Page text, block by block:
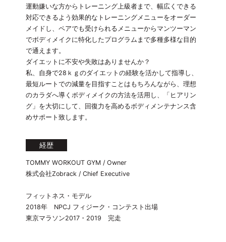
運動嫌いな方からトレーニング上級者まで、幅広くできる
対応できるよう効果的なトレーニングメニューをオーダー
メイドし、ペアでも受けられるメニューからマンツーマン
でボディメイクに特化したプログラムまで多種多様な目的
で通えます。
ダイエットに不安や失敗はありませんか？
私、自身で28ｋｇのダイエットの経験を活かして指導し、
最短ルートでの減量を目指すことはもちろんながら、理想
のカラダへ導くボディメイクの方法を活用し、「ヒアリン
グ」を大切にして、回復力を高めるボディメンテナンス含
めサポート致します。
経歴
TOMMY WORKOUT GYM / Owner
株式会社Zobrack / Chief Executive
フィットネス・モデル
2018年 NPCJ フィジーク・コンテスト出場
東京マラソン2017・2019 完走